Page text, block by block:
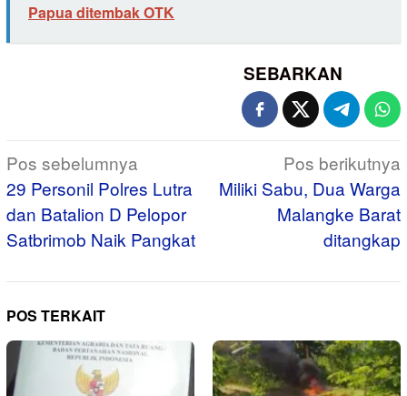
Papua ditembak OTK
SEBARKAN
Navigasi
pos
Pos sebelumnya
29 Personil Polres Lutra
dan Batalion D Pelopor
Satbrimob Naik Pangkat
Pos berikutnya
Miliki Sabu, Dua Warga
Malangke Barat
ditangkap
POS TERKAIT